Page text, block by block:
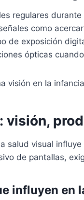
regulares
como
de exposición
ópticas
visión en la
visión,
salud visual
de pantallas,
influyen en